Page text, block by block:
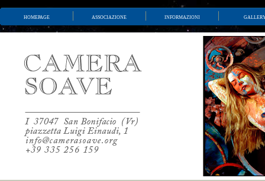
homepage associazione informazioni